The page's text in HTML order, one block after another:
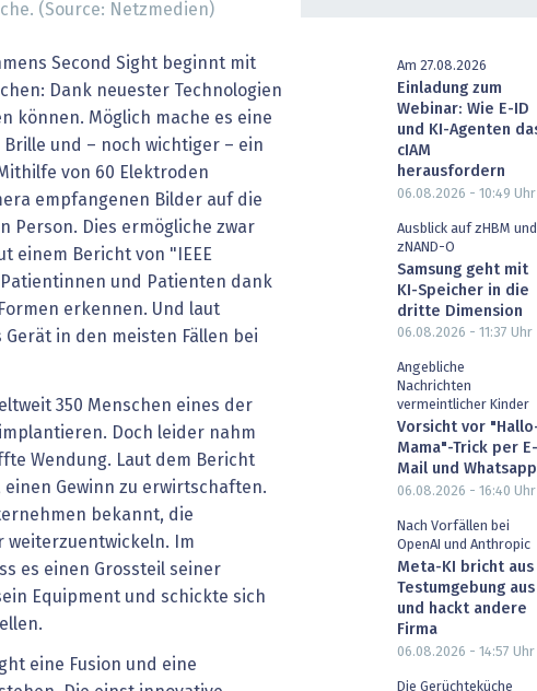
DSGVO
Managed Services & Co.
Banking
alle Dossiers
Artificial Intelligence
Finance 2030
Fintech & Insurtech
Professional AV & Digital Signage
(Source: Netzmedien)
Second Sight beginnt mit
Dank neuester Technologien
können. Möglich mache es eine
und – noch wichtiger – ein
von 60 Elektroden
empfangenen Bilder auf die
Person. Dies ermögliche zwar
einem Bericht von "IEEE
und Patienten dank
erkennen. Und laut
in den meisten Fällen bei
350 Menschen eines der
Doch leider nahm
Wendung. Laut dem Bericht
Gewinn zu erwirtschaften.
bekannt, die
weiterzuentwickeln. Im
es ­einen Grossteil seiner
Equipment und schickte sich
eine Fusion und eine
Am 27.08.2026
Einladung zum
Webinar: Wie E-ID
und KI-Agenten
cIAM
herausfordern
06.08.2026 - 10:49 Uhr
Ausblick auf zHBM und
zNAND-O
Samsung geht mit
KI-Speicher in die
dritte Dimension
06.08.2026 - 11:37 Uhr
Angebliche
Nachrichten
vermeintlicher Kinder
Vorsicht vor
Mama"-Trick per E-
Mail und Whatsapp
06.08.2026 - 16:40 Uhr
Nach Vorfällen bei
OpenAI und Anthropic
Meta-KI bricht aus
Testumgebung aus
und hackt andere
Firma
06.08.2026 - 14:57 Uhr
Die Gerüchteküche